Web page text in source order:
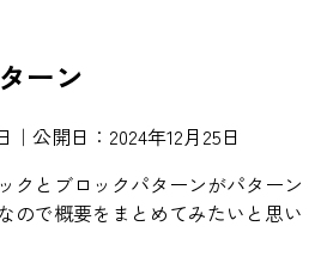
ーン
｜公開日：2024年12月25日
クとブロックパターンがパターン
ので概要をまとめてみたいと思い